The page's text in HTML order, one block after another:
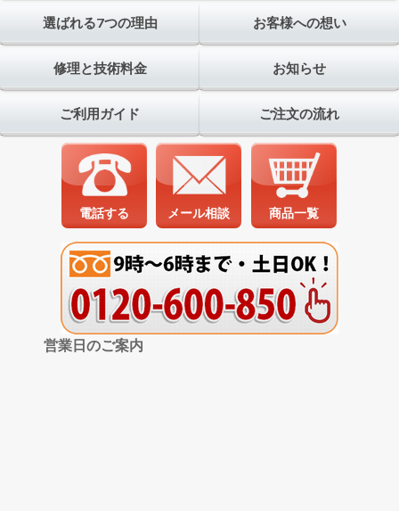
選ばれる7つの理由 お客様への想い
修理と技術料金 お知らせ
ご利用ガイド ご注文の流れ
電話する メール相談 商品一覧
営業日のご案内